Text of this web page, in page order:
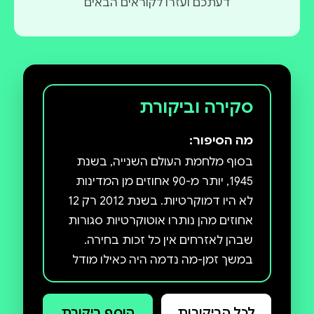
דעתכם ועזרו לקוראים הבאים
סקירה וביקורת
מה הסיפור:
בסוף מלחמת העולם השנייה, בשנת
1945, יותר מ-90 אחוזים מן המדינות
לא היו דמוקרטיות. בשנת 2012 רק 12
אחוזים מהן נותרו אוטוקרטיות סגורות
שבהן לאזרחים אין כל זכות בחירה.
במשך זמן-מה נדמה היה כאילו מודל
הדמוקרטיות הליברליות ניצח. חברות
מערביות חגגו את מה שפרנסיס